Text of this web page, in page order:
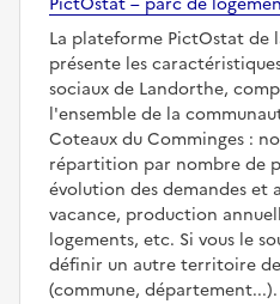
La plateforme PictOstat de
présente les
sociaux de Landorthe,
l'ensemble de la
Coteaux du Comminges :
répartition par nombre de
évolution des demandes et
vacance, production
logements, etc. Si vous le
définir un autre territoire
(commune, département...).